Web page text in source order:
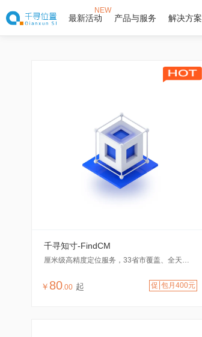
最新活动
NEW
产品与服务 解决方案
千寻知寸-FindCM
厘米级高精度定位服务，33省市覆盖、全天候、采用RTK技术。支持移动通信网络接入
￥ 80.00 起 促 包月400元